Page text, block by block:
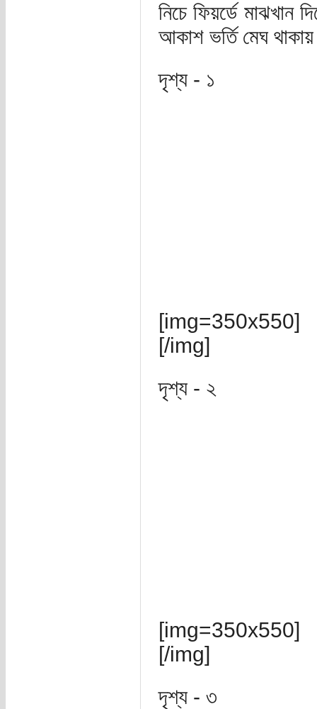
নিচে ফিয়র্ডে
আকাশ ভর্তি মেঘ
দৃশ্য - ১
[img=350x550]
[/img]
দৃশ্য - ২
[img=350x550]
[/img]
দৃশ্য - ৩